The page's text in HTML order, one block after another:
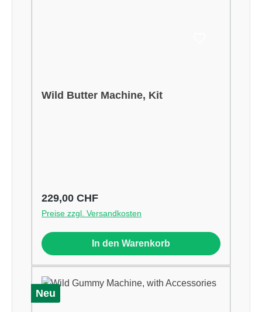
Wild Butter Machine, Kit
Regulärer Preis:
229,00 CHF
Preise zzgl. Versandkosten
In den Warenkorb
Neu